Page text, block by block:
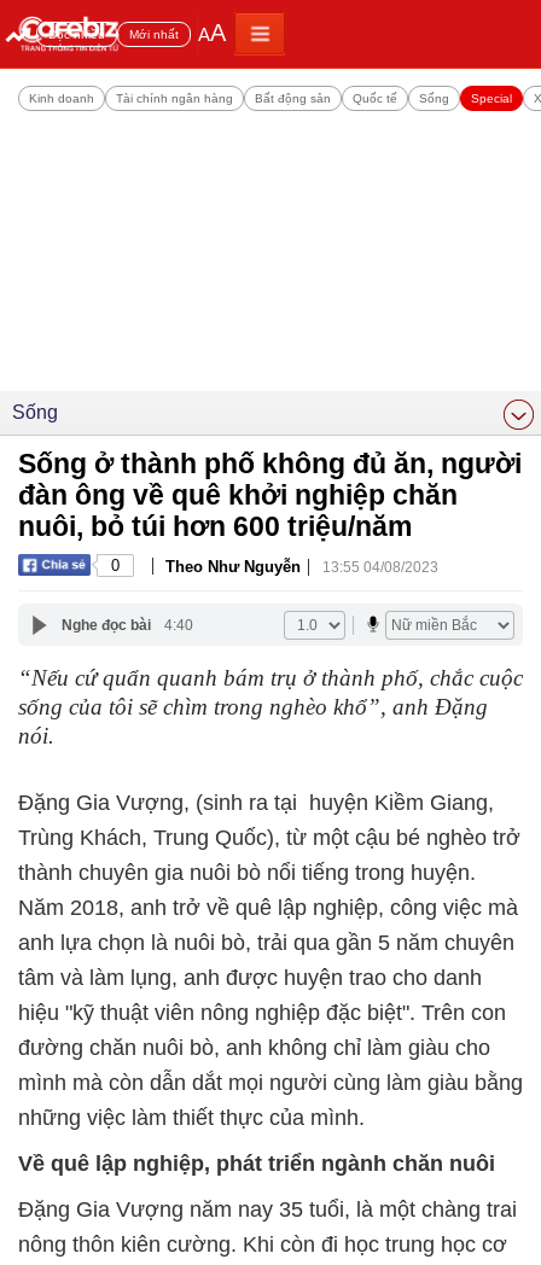
Đọc nhiều Mới nhất AA
Kinh doanh Tài chính ngân hàng Bất động sản Quốc tế Sống Special
Sống
Sống ở thành phố không đủ ăn, người
đàn ông về quê khởi nghiệp chăn
nuôi, bỏ túi hơn 600 triệu/năm
0 | Theo Như Nguyễn | 13:55 04/08/2023
Nghe đọc bài 4:40
“Nếu cứ quẩn quanh bám trụ ở thành phố, chắc cuộc
sống của tôi sẽ chìm trong nghèo khổ”, anh Đặng
nói.
Đặng Gia Vượng, (sinh ra tại huyện Kiềm Giang,
Trùng Khách, Trung Quốc), từ một cậu bé nghèo trở
thành chuyên gia nuôi bò nổi tiếng trong huyện.
Năm 2018, anh trở về quê lập nghiệp, công việc mà
anh lựa chọn là nuôi bò, trải qua gần 5 năm chuyên
tâm và làm lụng, anh được huyện trao cho danh
hiệu "kỹ thuật viên nông nghiệp đặc biệt". Trên con
đường chăn nuôi bò, anh không chỉ làm giàu cho
mình mà còn dẫn dắt mọi người cùng làm giàu bằng
những việc làm thiết thực của mình.
Về quê lập nghiệp, phát triển ngành chăn nuôi
Đặng Gia Vượng năm nay 35 tuổi, là một chàng trai
nông thôn kiên cường. Khi còn đi học trung học cơ